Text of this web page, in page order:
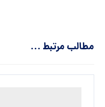
مطالب مرتبط ...